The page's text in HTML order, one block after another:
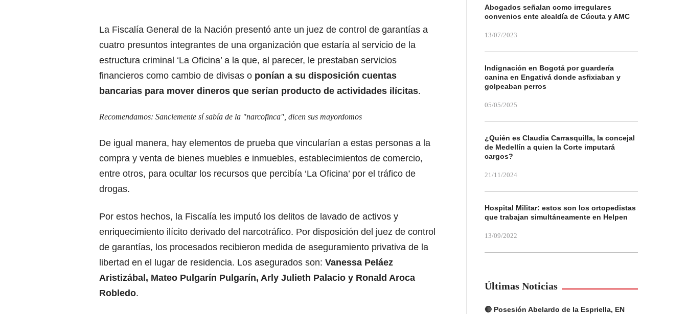
La Fiscalía General de la Nación presentó ante un juez de control de garantías a
cuatro presuntos integrantes de una organización que estaría al servicio de la
estructura criminal ‘La Oficina’ a la que, al parecer, le prestaban servicios
financieros como cambio de divisas o ponían a su disposición cuentas
bancarias para mover dineros que serían producto de actividades ilícitas.
Recomendamos: Sanclemente sí sabía de la "narcofinca", dicen sus mayordomos
De igual manera, hay elementos de prueba que vincularían a estas personas a la
compra y venta de bienes muebles e inmuebles, establecimientos de comercio,
entre otros, para ocultar los recursos que percibía ‘La Oficina’ por el tráfico de
drogas.
Por estos hechos, la Fiscalía les imputó los delitos de lavado de activos y
enriquecimiento ilícito derivado del narcotráfico. Por disposición del juez de control
de garantías, los procesados recibieron medida de aseguramiento privativa de la
libertad en el lugar de residencia. Los asegurados son: Vanessa Peláez
Aristizábal, Mateo Pulgarín Pulgarín, Arly Julieth Palacio y Ronald Aroca
Robledo.
Abogados señalan como irregulares
convenios ente alcaldía de Cúcuta y AMC
13/07/2023
Indignación en Bogotá por guardería
canina en Engativá donde asfixiaban y
golpeaban perros
05/05/2025
¿Quién es Claudia Carrasquilla, la concejal
de Medellín a quien la Corte imputará
cargos?
21/11/2024
Hospital Militar: estos son los ortopedistas
que trabajan simultáneamente en Helpen
13/09/2022
Últimas Noticias
🔴 Posesión Abelardo de la Espriella, EN